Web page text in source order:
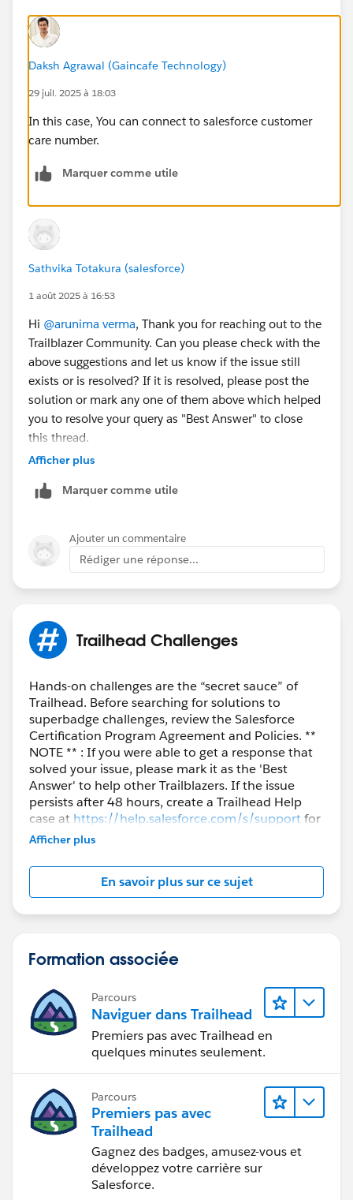
Daksh Agrawal (Gaincafe Technology)
29 juil. 2025 à 18:03
In this case, You can connect to salesforce customer
care number.
Marquer comme utile
Sathvika Totakura (salesforce)
1 août 2025 à 16:53
Hi @arunima verma, Thank you for reaching out to the
Trailblazer Community. Can you please check with the
above suggestions and let us know if the issue still
exists or is resolved? If it is resolved, please post the
solution or mark any one of them above which helped
you to resolve your query as "Best Answer" to close
this thread.
you through an email.
Thank You!
++TrailheadHelpFollowUp
Afficher plus
Marquer comme utile
Ajouter un commentaire
Rédiger une réponse...
Trailhead Challenges
Hands-on challenges are the “secret sauce” of
Trailhead. Before searching for solutions to
superbadge challenges, review the Salesforce
Certification Program Agreement and Policies. **
NOTE ** : If you were able to get a response that
solved your issue, please mark it as the 'Best
Answer' to help other Trailblazers. If the issue
persists after 48 hours, create a Trailhead Help
case at https://help.salesforce.com/s/supportfor
further assistance.
Afficher plus
En savoir plus sur ce sujet
Formation associée
Parcours
Naviguer dans Trailhead
Premiers pas avec Trailhead en
quelques minutes seulement.
Parcours
Premiers pas avec
Trailhead
Gagnez des badges, amusez-vous et
développez votre carrière sur
Salesforce.